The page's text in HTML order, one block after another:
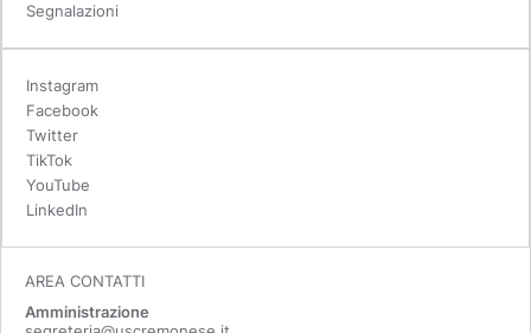
Segnalazioni
Instagram
Facebook
Twitter
TikTok
YouTube
LinkedIn
AREA CONTATTI
Amministrazione